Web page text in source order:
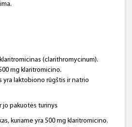
(clarithromycinum).
mg klaritromicino.
yra laktobiono rūgštis ir natrio
jo pakuotės turinys
kuriame yra 500 mg klaritromicino.